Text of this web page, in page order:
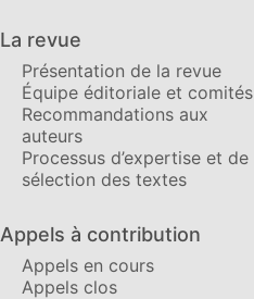
La revue
Présentation de la revue
Équipe éditoriale et comités
Recommandations aux
auteurs
Processus d’expertise et de
sélection des textes
Appels à contribution
Appels en cours
Appels clos